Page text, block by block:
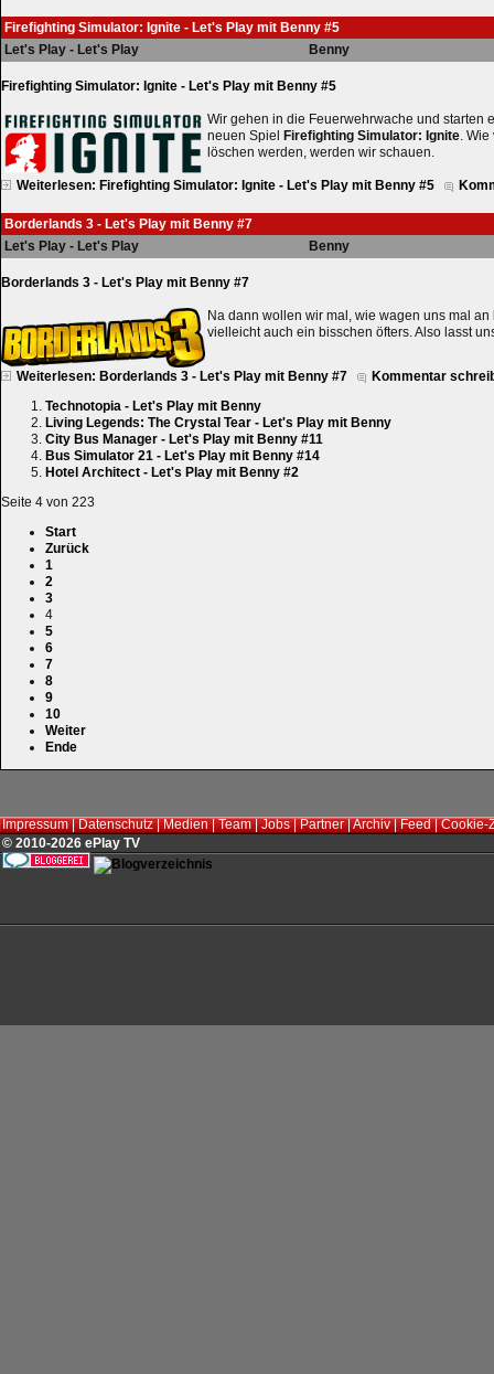
Firefighting Simulator: Ignite - Let's Play mit Benny #5
Let's Play - Let's Play
Benny
Firefighting Simulator: Ignite - Let's Play mit Benny #5
Wir gehen in die Feuerwehrwache und starten
neuen Spiel
Firefighting Simulator: Ignite.
löschen werden, werden wir schauen.
Weiterlesen: Firefighting Simulator: Ignite - Let's Play mit Benny #5
Borderlands 3 - Let's Play mit Benny #7
Let's Play - Let's Play
Benny
Borderlands 3 - Let's Play mit Benny #7
Na dann wollen wir mal, wie wagen uns mal an
vielleicht auch ein bisschen öfters. Also lasst
Weiterlesen: Borderlands 3 - Let's Play mit Benny #7
Kommentar
Technotopia - Let's Play mit Benny
Living Legends: The Crystal Tear - Let's Play mit Benny
City Bus Manager - Let's Play mit Benny #11
Bus Simulator 21 - Let's Play mit Benny #14
Hotel Architect - Let's Play mit Benny #2
Seite 4 von 223
Start
Zurück
1
2
3
4
5
6
7
8
9
10
Weiter
Ende
Impressum|Datenschutz|Medien|Team|Jobs|Partner|Archiv|Feed|Cookie-
© 2010-2026 ePlay TV